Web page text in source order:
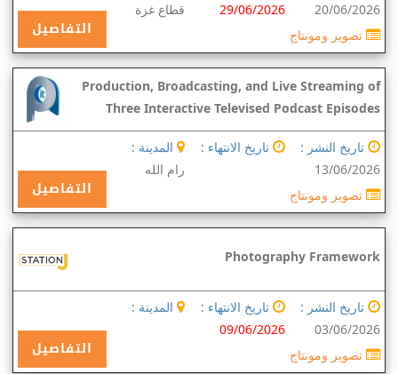
20/06/2026
29/06/2026
قطاع غزة
التفاصيل تصوير ومونتاج
Production, Broadcasting, and Live Streaming of
Three Interactive Televised Podcast Episodes
تاريخ النشر :
13/06/2026
تاريخ الانتهاء :
المدينة :
رام الله
التفاصيل تصوير ومونتاج
Photography Framework
تاريخ النشر :
03/06/2026
تاريخ الانتهاء :
09/06/2026
المدينة :
التفاصيل تصوير ومونتاج